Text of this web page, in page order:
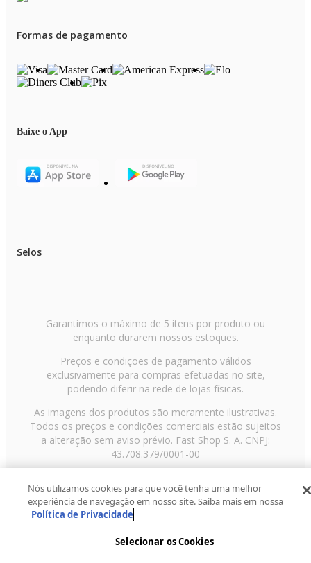
Formas de pagamento
Baixe o App
Selos
Garantimos o máximo de 5 itens por produto ou
enquanto durarem nossos estoques.
Preços e condições de pagamento válidos
exclusivamente para compras efetuadas no site,
podendo diferir na rede de lojas físicas.
As imagens dos produtos são meramente ilustrativas.
Todos os preços e condições comerciais estão sujeitos
a alteração sem aviso prévio. Fast Shop S. A. CNPJ:
43.708.379/0001-00
Paulo/SP, CEP 02029-001, Telefone: 11 3003-3728 ©
2013 Fast Shop - Todos os direitos reservadosRF
Nós utilizamos cookies para que você tenha uma melhor
experiência de navegação em nosso site. Saiba mais em nossa
Política de Privacidade
Selecionar os Cookies